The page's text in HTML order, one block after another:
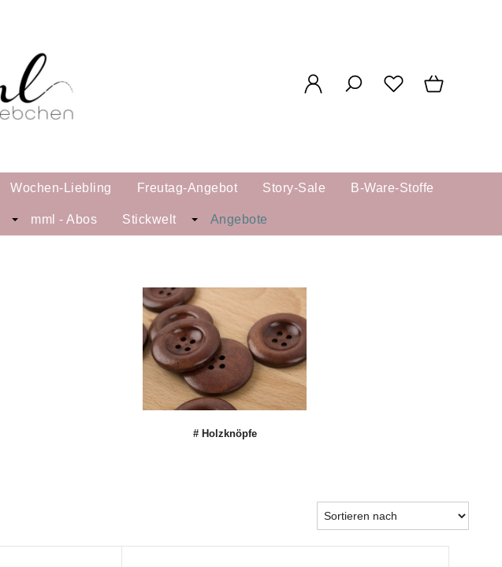
Wochen-Liebling Freutag-Angebot Story-Sale B-Ware-Stoffe
mml - Abos Stickwelt Angebote
# Holzknöpfe